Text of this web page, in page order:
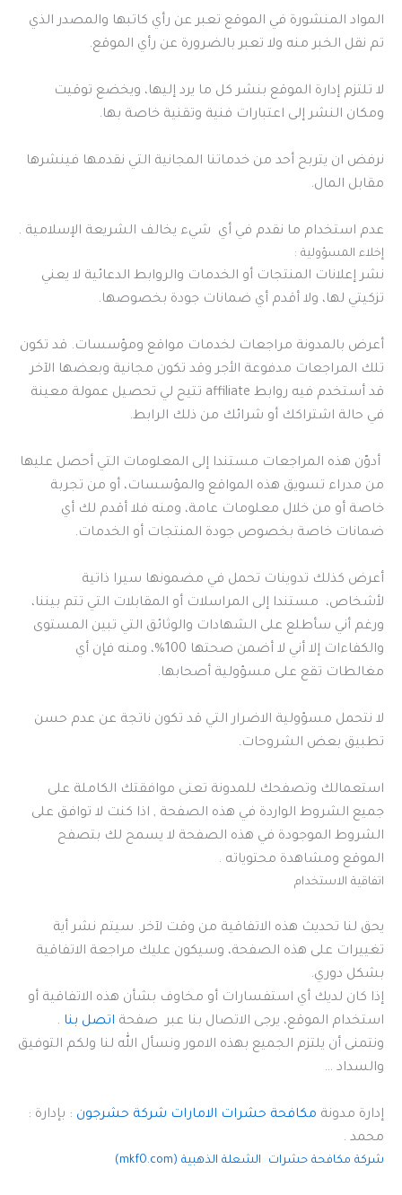
المواد المنشورة في الموقع تعبر عن رأي كاتبها والمصدر الذي
تم نقل الخبر منه ولا تعبر بالضرورة عن رأي الموقع.
لا تلتزم إدارة الموقع بنشر كل ما يرد إليها، ويخضع توقيت
ومكان النشر إلى اعتبارات فنية وتقنية خاصة بها.
نرفض ان يتربح أحد من خدماتنا المجانية التي نقدمها فينشرها
مقابل المال.
عدم استخدام ما نقدم في أي شيء يخالف الشريعة الإسلامية .
إخلاء المسؤولية :
نشر إعلانات المنتجات أو الخدمات والروابط الدعائية لا يعني
تزكيتي لها، ولا أقدم أي ضمانات جودة بخصوصها.
أعرض بالمدونة مراجعات لخدمات مواقع ومؤسسات. قد تكون
تلك المراجعات مدفوعة الأجر وقد تكون مجانية وبعضها الآخر
قد أستخدم فيه روابط affiliate تتيح لي تحصيل عمولة معينة
في حالة اشتراكك أو شرائك من ذلك الرابط.
أدوّن هذه المراجعات مستندا إلى المعلومات التي أحصل عليها
من مدراء تسويق هذه المواقع والمؤسسات، أو من تجربة
خاصة أو من خلال معلومات عامة، ومنه فلا أقدم لك أي
ضمانات خاصة بخصوص جودة المنتجات أو الخدمات.
أعرض كذلك تدوينات تحمل في مضمونها سيرا ذاتية
لأشخاص، مستندا إلى المراسلات أو المقابلات التي تتم بيننا،
ورغم أني سأطلع على الشهادات والوثائق التي تبين المستوى
والكفاءات إلا أني لا أضمن صحتها 100%، ومنه فإن أي
مغالطات تقع على مسؤولية أصحابها.
لا نتحمل مسؤولية الاضرار التي قد تكون ناتجة عن عدم حسن
تطبيق بعض الشروحات.
استعمالك وتصفحك للمدونة تعنى موافقتك الكاملة على
جميع الشروط الواردة في هذه الصفحة , اذا كنت لا توافق على
الشروط الموجودة في هذه الصفحة لا يسمح لك بتصفح
الموقع ومشاهدة محتوياته .
اتفاقية الاستخدام
يحق لنا تحديث هذه الاتفاقية من وقت لآخر. سيتم نشر أية
تغييرات على هذه الصفحة، وسيكون عليك مراجعة الاتفاقية
بشكل دوري.
إذا كان لديك أي استفسارات أو مخاوف بشأن هذه الاتفاقية أو
استخدام الموقع، يرجى الاتصال بنا عبر صفحة اتصل بنا .
ونتمنى أن يلتزم الجميع بهذه الامور ونسأل الله لنا ولكم التوفيق
والسداد …
إدارة مدونة مكافحة حشرات الامارات شركة حشرجون : بإدارة :
محمد .
شركة مكافحة حشرات الشعلة الذهبية (mkf0.com)